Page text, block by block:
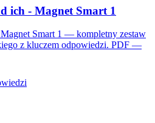
ich - Magnet Smart 1
Smart 1 — kompletny zestaw
z kluczem odpowiedzi. PDF —